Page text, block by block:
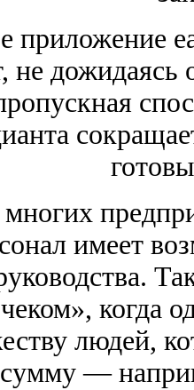
приложение
не
имеет
когда
людей,
—